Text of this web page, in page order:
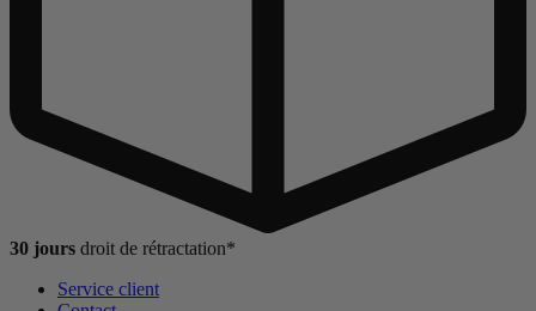
30 jours droit de rétractation*
Service client